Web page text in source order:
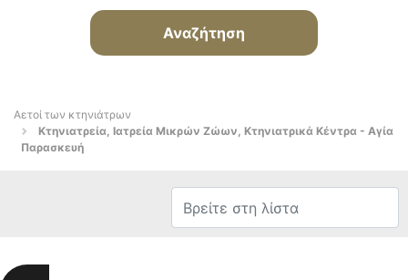
Αναζήτηση
Αετοί των κτηνιάτρων
Κτηνιατρεία, Ιατρεία Μικρών Ζώων, Κτηνιατρικά Κέντρα - Αγία
Παρασκευή